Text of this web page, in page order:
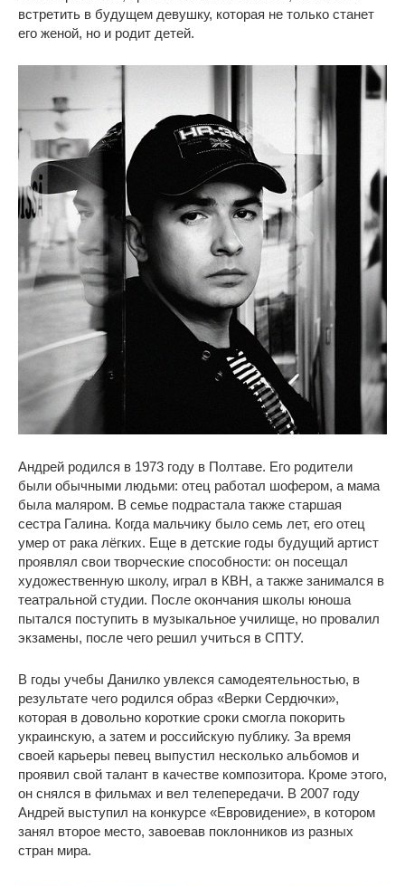
встретить в будущем девушку, которая не только станет
его женой, но и родит детей.
Андрей родился в 1973 году в Полтаве. Его родители
были обычными людьми: отец работал шофером, а мама
была маляром. В семье подрастала также старшая
сестра Галина. Когда мальчику было семь лет, его отец
умер от рака лёгких. Еще в детские годы будущий артист
проявлял свои творческие способности: он посещал
художественную школу, играл в КВН, а также занимался в
театральной студии. После окончания школы юноша
пытался поступить в музыкальное училище, но провалил
экзамены, после чего решил учиться в СПТУ.
В годы учебы Данилко увлекся самодеятельностью, в
результате чего родился образ «Верки Сердючки»,
которая в довольно короткие сроки смогла покорить
украинскую, а затем и российскую публику. За время
своей карьеры певец выпустил несколько альбомов и
проявил свой талант в качестве композитора. Кроме этого,
он снялся в фильмах и вел телепередачи. В 2007 году
Андрей выступил на конкурсе «Евровидение», в котором
занял второе место, завоевав поклонников из разных
стран мира.